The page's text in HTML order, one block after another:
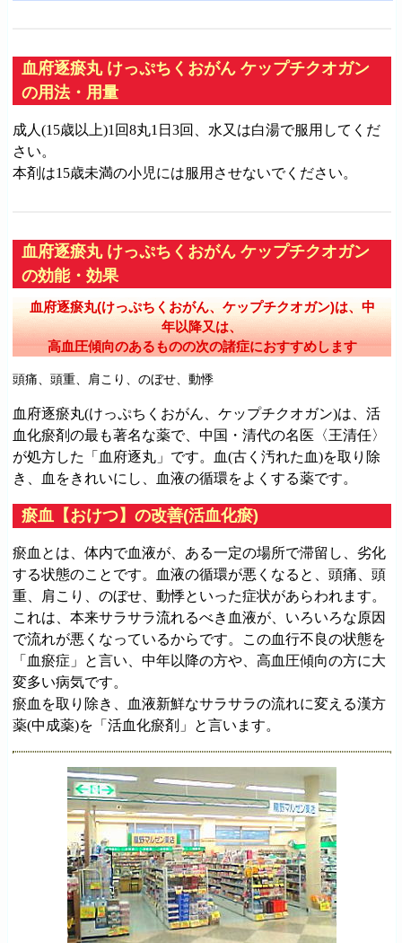
血府逐瘀丸 けっぷちくおがん ケップチクオガン
の用法・用量
成人(15歳以上)1回8丸1日3回、水又は白湯で服用してくだ
さい。
本剤は15歳未満の小児には服用させないでください。
血府逐瘀丸 けっぷちくおがん ケップチクオガン
の効能・効果
血府逐瘀丸(けっぷちくおがん、ケップチクオガン)は、中
年以降又は、
高血圧傾向のあるものの次の諸症におすすめします
頭痛、頭重、肩こり、のぼせ、動悸
血府逐瘀丸(けっぷちくおがん、ケップチクオガン)は、活
血化瘀剤の最も著名な薬で、中国・清代の名医〈王清任〉
が処方した「血府逐丸」です。血(古く汚れた血)を取り除
き、血をきれいにし、血液の循環をよくする薬です。
瘀血【おけつ】の改善(活血化瘀)
瘀血とは、体内で血液が、ある一定の場所で滞留し、劣化
する状態のことです。血液の循環が悪くなると、頭痛、頭
重、肩こり、のぼせ、動悸といった症状があらわれます。
これは、本来サラサラ流れるべき血液が、いろいろな原因
で流れが悪くなっているからです。この血行不良の状態を
「血瘀症」と言い、中年以降の方や、高血圧傾向の方に大
変多い病気です。
瘀血を取り除き、血液新鮮なサラサラの流れに変える漢方
薬(中成薬)を「活血化瘀剤」と言います。